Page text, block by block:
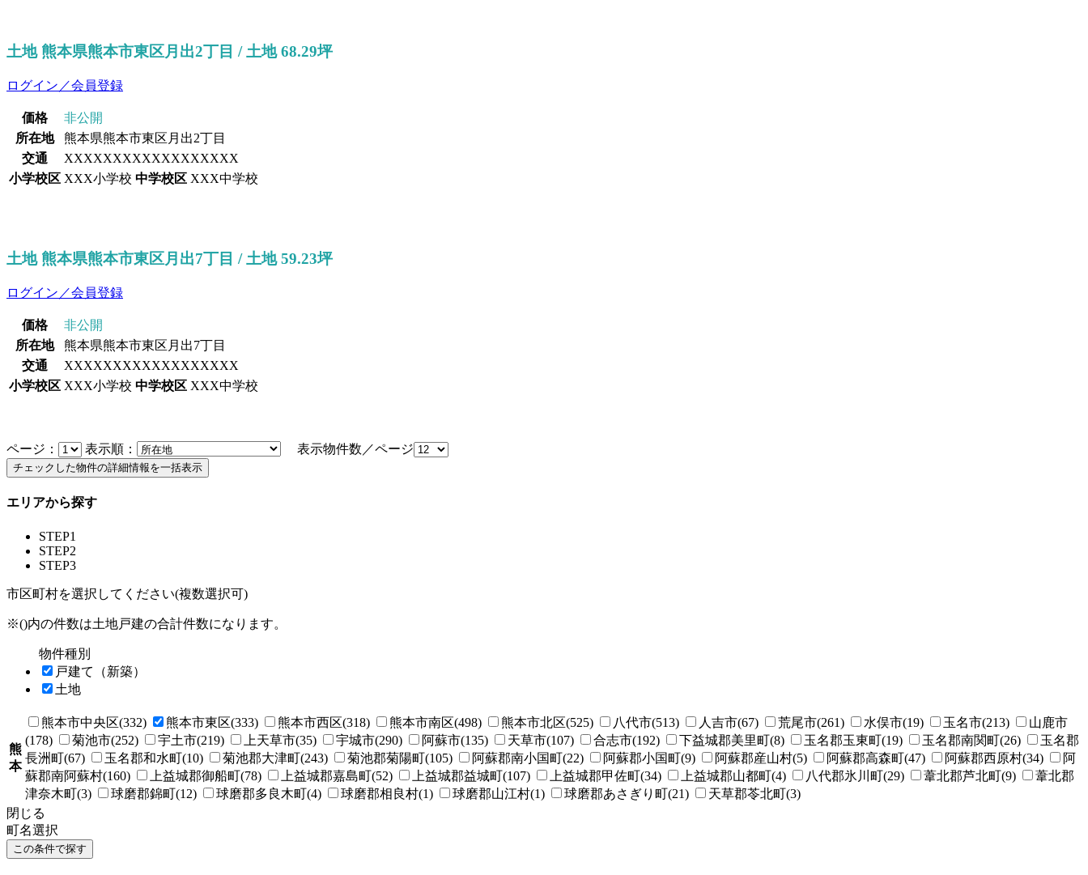
土地 熊本県熊本市東区月出2丁目 / 土地 68.29坪
ログイン／会員登録
価格
非公開
所在地
熊本県熊本市東区月出2丁目
交通
XXXXXXXXXXXXXXXXXX
小学校区 XXX小学校 中学校区 XXX中学校
土地 熊本県熊本市東区月出7丁目 / 土地 59.23坪
ログイン／会員登録
価格
非公開
所在地
熊本県熊本市東区月出7丁目
交通
XXXXXXXXXXXXXXXXXX
小学校区 XXX小学校 中学校区 XXX中学校
ページ： 表示順： 表示物件数／ページ
エリアから探す
STEP1
STEP2
STEP3
市区町村を選択してください(複数選択可)
※()内の件数は土地戸建の合計件数になります。
物件種別
戸建て（新築）
土地
熊
本
熊本市中央区(332) 熊本市東区(333) 熊本市西区(318) 熊本市南区(498) 熊本市北区(525) 八代市(513) 人吉市(67) 荒尾市(261) 水俣市(19) 玉名市(213)
山鹿市
(178)
菊池市(252) 宇土市(219) 上天草市(35) 宇城市(290) 阿蘇市(135) 天草市(107) 合志市(192) 下益城郡美里町(8) 玉名郡玉東町(19) 玉名郡南関町(26)
玉名郡
長洲町(67)
玉名郡和水町(10) 菊池郡大津町(243) 菊池郡菊陽町(105) 阿蘇郡南小国町(22) 阿蘇郡小国町(9) 阿蘇郡産山村(5) 阿蘇郡高森町(47) 阿蘇郡西原村(34)
阿
蘇郡南阿蘇村(160)
上益城郡御船町(78) 上益城郡嘉島町(52) 上益城郡益城町(107) 上益城郡甲佐町(34) 上益城郡山都町(4) 八代郡氷川町(29) 葦北郡芦北町(9)
葦北郡
津奈木町(3)
球磨郡錦町(12) 球磨郡多良木町(4) 球磨郡相良村(1) 球磨郡山江村(1) 球磨郡あさぎり町(21)
天草郡苓北町(3)
閉じる
町名選択